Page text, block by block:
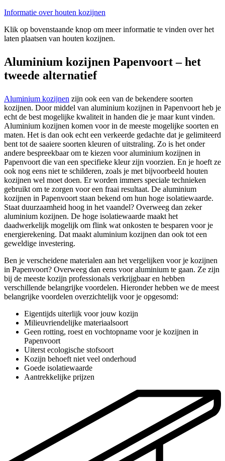
Informatie over houten kozijnen
Klik op bovenstaande knop om meer informatie te vinden over het
laten plaatsen van houten kozijnen.
Aluminium kozijnen Papenvoort – het
tweede alternatief
Aluminium kozijnen zijn ook een van de bekendere soorten
kozijnen. Door middel van aluminium kozijnen in Papenvoort heb je
echt de best mogelijke kwaliteit in handen die je maar kunt vinden.
Aluminium kozijnen komen voor in de meeste mogelijke soorten en
maten. Het is dan ook echt een verkeerde gedachte dat je gelimiteerd
bent tot de saaiere soorten kleuren of uitstraling. Zo is het onder
andere bespreekbaar om te kiezen voor aluminium kozijnen in
Papenvoort die van een specifieke kleur zijn voorzien. En je hoeft ze
ook nog eens niet te schilderen, zoals je met bijvoorbeeld houten
kozijnen wel moet doen. Er worden immers speciale technieken
gebruikt om te zorgen voor een fraai resultaat. De aluminium
kozijnen in Papenvoort staan bekend om hun hoge isolatiewaarde.
Staat duurzaamheid hoog in het vaandel? Overweeg dan zeker
aluminium kozijnen. De hoge isolatiewaarde maakt het
daadwerkelijk mogelijk om flink wat onkosten te besparen voor je
energierekening. Dat maakt aluminium kozijnen dan ook tot een
geweldige investering.
Ben je verscheidene materialen aan het vergelijken voor je kozijnen
in Papenvoort? Overweeg dan eens voor aluminium te gaan. Ze zijn
bij de meeste kozijn professionals verkrijgbaar en hebben
verschillende belangrijke voordelen. Hieronder hebben we de meest
belangrijke voordelen overzichtelijk voor je opgesomd:
Eigentijds uiterlijk voor jouw kozijn
Milieuvriendelijke materiaalsoort
Geen rotting, roest en vochtopname voor je kozijnen in
Papenvoort
Uiterst ecologische stofsoort
Kozijn behoeft niet veel onderhoud
Goede isolatiewaarde
Aantrekkelijke prijzen